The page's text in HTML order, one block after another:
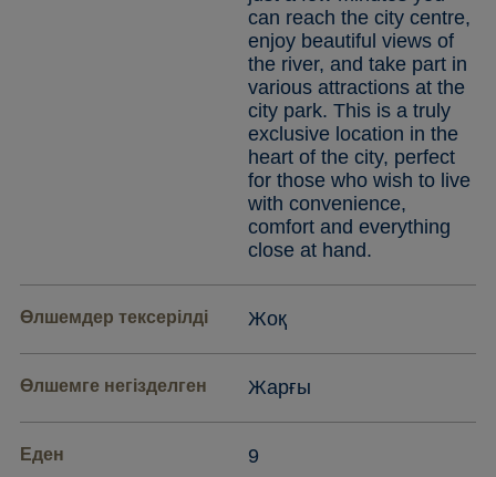
can reach the city centre,
enjoy beautiful views of
the river, and take part in
various attractions at the
city park. This is a truly
exclusive location in the
heart of the city, perfect
for those who wish to live
with convenience,
comfort and everything
close at hand.
Өлшемдер тексерілді Жоқ
Өлшемге негізделген Жарғы
Еден 9